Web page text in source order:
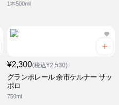
1本500ml
¥2,300(税込¥2,530)
グランポレール 余市ケルナー サッ
ポロ
750ml